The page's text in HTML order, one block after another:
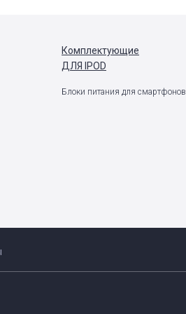
Комплектующие
ДЛЯ IPOD
Блоки питания для смартфонов